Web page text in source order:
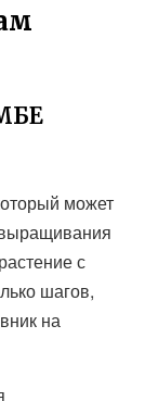
может
с
шагов,
на